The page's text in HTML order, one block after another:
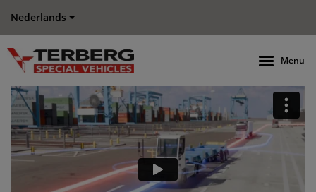
Nederlands
Menu